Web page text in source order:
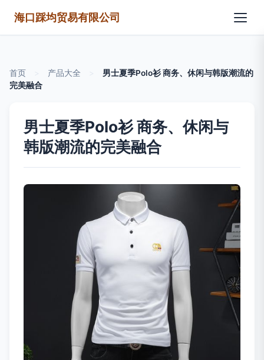
海口踩均贸易有限公司
首页 产品大全
男士夏季Polo衫 商务、休闲与韩版潮流的
完美融合
男士夏季Polo衫 商务、休闲与
韩版潮流的完美融合